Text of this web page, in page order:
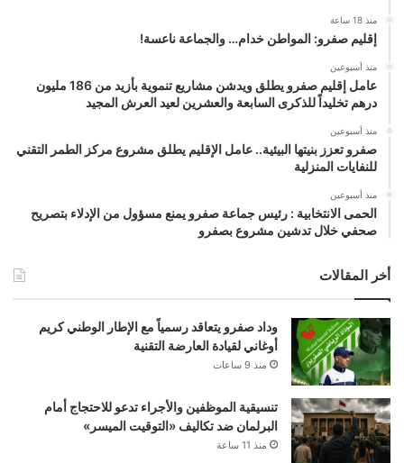
منذ 18 ساعة
إقليم صفرو: المواطن خدام… والجماعة ناعسة!
منذ أسبوعين
عامل إقليم صفرو يطلق ويدشن مشاريع تنموية بأزيد من 186 مليون
درهم تخليداً للذكرى السابعة والعشرين لعيد العرش المجيد
منذ أسبوعين
صفرو تعزز بنيتها البيئية.. عامل الإقليم يطلق مشروع مركز الطمر التقني
للنفايات المنزلية
منذ أسبوعين
الحمى الانتخابية : رئيس جماعة صفرو يمنع مسؤول من الإدلاء بتصريح
صحفي خلال تدشين مشروع بصفرو
أخر المقالات
وداد صفرو يتعاقد رسمياً مع الإطار الوطني كريم
أوغاني لقيادة العارضة التقنية
منذ 9 ساعات
تنسيقية الموظفين والأجراء تدعو للاحتجاج أمام
البرلمان ضد تكاليف «التوقيت الميسر»
منذ 11 ساعة